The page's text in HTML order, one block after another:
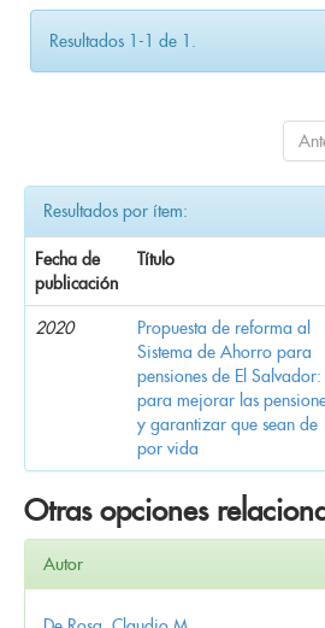
Resultados 1-1 de 1.
Resultados por ítem:
Fecha de
publicación
Título
2020
Propuesta de reforma al
Sistema de Ahorro para
pensiones de El Salvador:
para mejorar las
y garantizar que sean de
por vida
Otras opciones
Autor